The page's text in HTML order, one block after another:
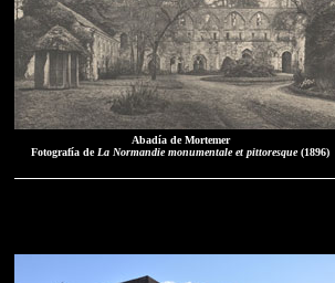
Abadía de Mortemer
Fotografía de La Normandie monumentale et pittoresque(1896)